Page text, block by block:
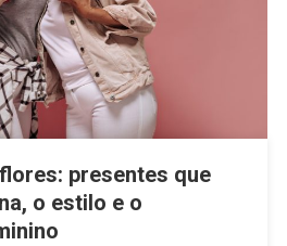
presentes que
o estilo e o